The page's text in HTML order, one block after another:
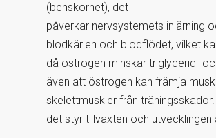
(benskörhet), det
påverkar nervsystemets inlärning
blodkärlen och blodflödet, vilket
då östrogen minskar triglycerid-
även att östrogen kan främja
skelettmuskler från
det styr tillväxten och